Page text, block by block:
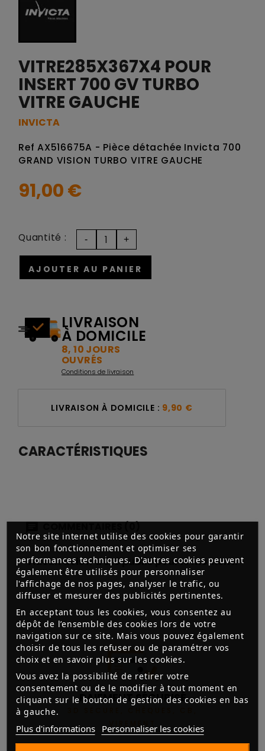
Notre site internet utilise des cookies pour garantir
son bon fonctionnement et optimiser ses
performances techniques. D'autres cookies peuvent
également être utilisés pour personnaliser
l'affichage de nos pages, analyser le trafic, ou
diffuser et mesurer des publicités pertinentes.
En acceptant tous les cookies, vous consentez au
dépôt de l’ensemble des cookies lors de votre
navigation sur ce site. Mais vous pouvez également
choisir de tous les refuser ou de paramétrer vos
choix et en savoir plus sur les cookies.
Vous avez la possibilité de retirer votre
consentement ou de le modifier à tout moment en
cliquant sur le bouton de gestion des cookies en bas
à gauche.
Plus d'informations Personnaliser les cookies
VITRE285X367X4 POUR
INSERT 700 GV TURBO
VITRE GAUCHE
INVICTA
Ref AX516675A - Pièce détachée Invicta 700
GRAND VISION TURBO VITRE GAUCHE
91,00 €
AJOUTER AU PANIER
Quantité :
LIVRAISON
À DOMICILE
8, 10 JOURS
OUVRÉS
Conditions de livraison
LIVRAISON À DOMICILE : 9,90 €
CARACTÉRISTIQUES
Aucun avis n'a été publié pour le moment.
PAIEMENT SÉCURISÉ
VIREMENT